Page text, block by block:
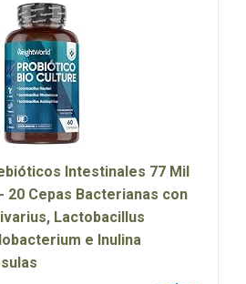
Intestinales 77 Mil
20 Cepas Bacterianas con
Lactobacillus
e Inulina